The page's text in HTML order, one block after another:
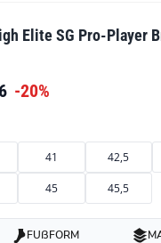
Elite SG Pro-Player
-20%
41 42,5
45 45,5
FUßFORM